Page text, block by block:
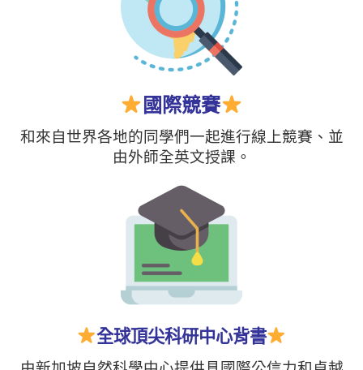
國際競賽
和來自世界各地的同學們一起進行線上競賽、並
由外師全英文授課。
全球頂尖科研中心背書